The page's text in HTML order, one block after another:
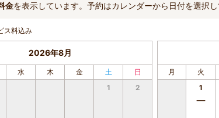
金を表示しています。予約はカレンダーから日付を選択し
ス料込み
2026年8月
水 木 金 土
日
1
2
月 火
1
ー